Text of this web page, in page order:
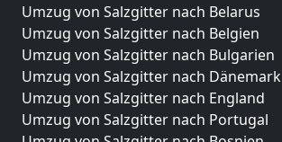
Umzug von Salzgitter nach Belarus
Umzug von Salzgitter nach Belgien
Umzug von Salzgitter nach Bulgarien
Umzug von Salzgitter nach Dänemark
Umzug von Salzgitter nach England
Umzug von Salzgitter nach Portugal